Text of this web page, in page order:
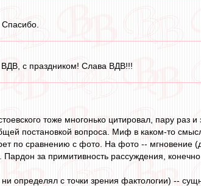
с праздником! Слава ВДВ!!!
тоже многонько цитировал, пару раз и
постановкой вопроса. Миф в каком-то
по сравнению с фото. На фото -- мгновение
за примитивность рассуждения, конечно.
определял с точки зрения фактологии) --